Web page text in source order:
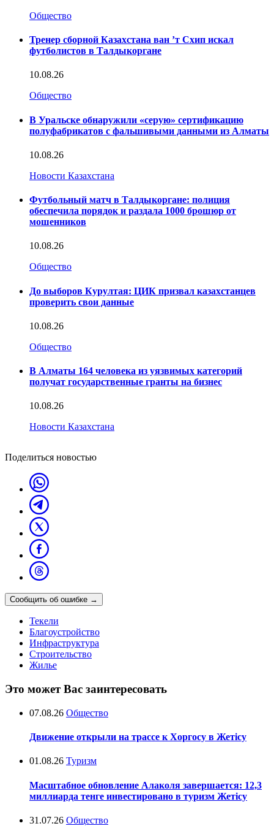
Общество
Тренер сборной Казахстана ван ’т Схип искал
футболистов в Талдыкоргане
10.08.26
Общество
В Уральске обнаружили «серую» сертификацию
полуфабрикатов с фальшивыми данными из Алматы
10.08.26
Новости Казахстана
Футбольный матч в Талдыкоргане: полиция
обеспечила порядок и раздала 1000 брошюр от
мошенников
10.08.26
Общество
До выборов Курултая: ЦИК призвал казахстанцев
проверить свои данные
10.08.26
Общество
В Алматы 164 человека из уязвимых категорий
получат государственные гранты на бизнес
10.08.26
Новости Казахстана
Поделиться новостью
Сообщить об ошибке →
Текели
Благоустройство
Инфраструктура
Строительство
Жилье
Это может Вас заинтересовать
07.08.26 Общество
Движение открыли на трассе к Хоргосу в Жетісу
01.08.26 Туризм
Масштабное обновление Алаколя завершается: 12,3
миллиарда тенге инвестировано в туризм Жетісу
31.07.26 Общество